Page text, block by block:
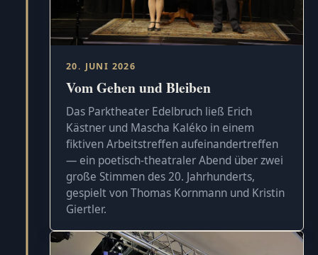
20. JUNI 2026
Vom Gehen und Bleiben
Das Parktheater Edelbruch ließ Erich
Kästner und Mascha Kaléko in einem
fiktiven Arbeitstreffen aufeinandertreffen
— ein poetisch-theatraler Abend über zwei
große Stimmen des 20. Jahrhunderts,
gespielt von Thomas Kornmann und Kristin
Giertler.